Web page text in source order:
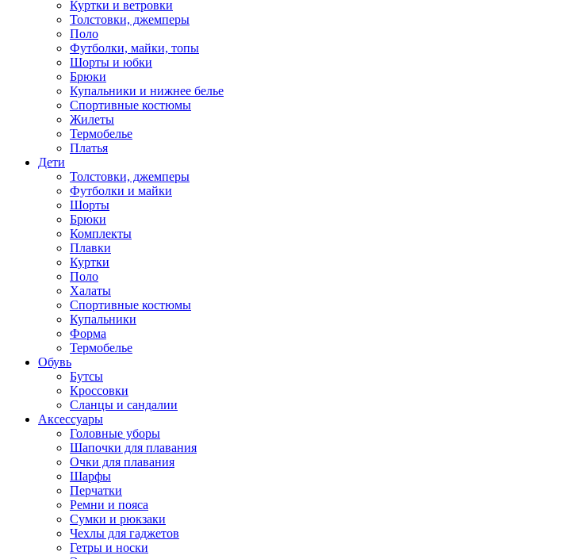
Куртки и ветровки
Толстовки, джемперы
Поло
Футболки, майки, топы
Шорты и юбки
Брюки
Купальники и нижнее белье
Спортивные костюмы
Жилеты
Термобелье
Платья
Дети
Толстовки, джемперы
Футболки и майки
Шорты
Брюки
Комплекты
Плавки
Куртки
Поло
Халаты
Спортивные костюмы
Купальники
Форма
Термобелье
Обувь
Бутсы
Кроссовки
Сланцы и сандалии
Аксессуары
Головные уборы
Шапочки для плавания
Очки для плавания
Шарфы
Перчатки
Ремни и пояса
Сумки и рюкзаки
Чехлы для гаджетов
Гетры и носки